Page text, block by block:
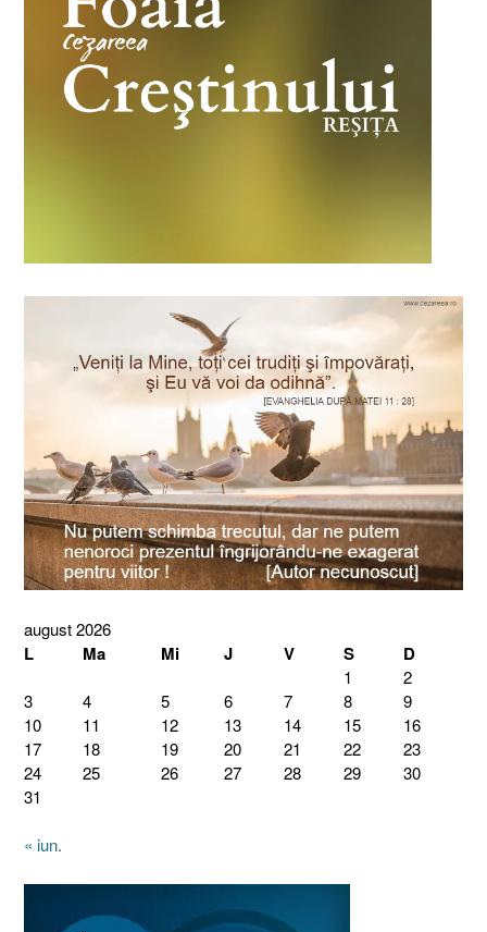
august 2026
L Ma Mi J V S D
1
2
3
4 5 6 7 8
9
10
11 12 13 14 15
16
17
18 19 20 21 22
23
24
25 26 27 28 29
30
31
« iun.